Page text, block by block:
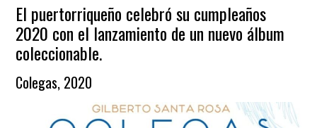
El puertorriqueño celebró su cumpleaños
2020 con el lanzamiento de un nuevo álbum
coleccionable.
Colegas, 2020